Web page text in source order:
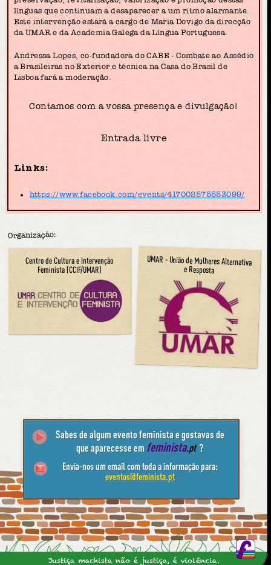
línguas que continuam a desaparecer a um ritmo alarmante.
Este intervenção estará a cargo de Maria Dovigo da direcção
da UMAR e da Academia Galega da Língua Portuguesa.
Andressa Lopes, co-fundadora do CABE - Combate ao Assédio
a Brasileiras no Exterior e técnica na Casa do Brasil de
Lisboa fará a moderação.
Contamos com a vossa presença e divulgação!
Entrada livre
Links:
https://www.facebook.com/events/417002575553099/
Organização:
Centro de Cultura e Intervenção
Feminista (CCIF/UMAR)
UMAR - União de Mulheres Alternativa
e Resposta
Sabes de algum evento feminista e gostavas de
que aparecesse em feminista.pt ?
Envia-nos um email com toda a informação para:
eventos@feminista.pt